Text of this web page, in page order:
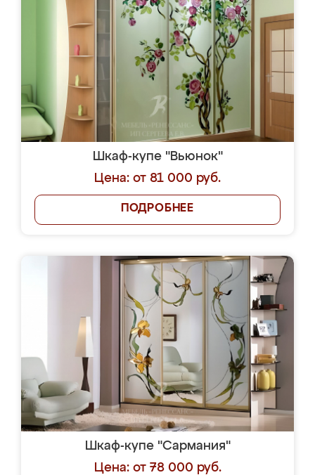
Шкаф-купе "Вьюнок"
Цена: от 81 000 руб.
ПОДРОБНЕЕ
Шкаф-купе "Сармания"
Цена: от 78 000 руб.